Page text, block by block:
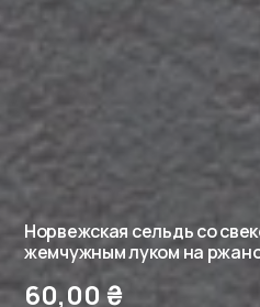
Норвежская сельдь со
жемчужным луком на
60,00₴